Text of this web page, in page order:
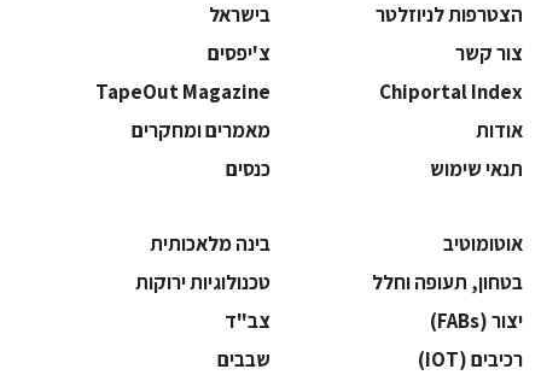
הצטרפות לניוזלטר
בישראל
צור קשר
צ'יפסים
Chiportal Index
TapeOut Magazine
אודות
מאמרים ומחקרים
תנאי שימוש
כנסים
אוטומוטיב
בינה מלאכותית
בטחון, תעופה וחלל
‫טכנולוגיות ירוקות‬
‫יצור (‪(FABs‬‬
‫צב"ד‬
‫רכיבים‬ (IOT)
‫שבבים‬